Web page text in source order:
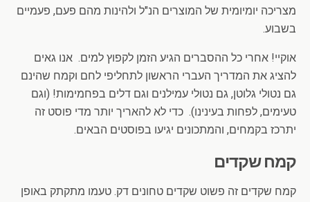
מצריכה יומיומית של המוצרים הנ"ל ולהינות מהם פעם, פעמיים
בשבוע.
אוקיי! אחרי כל ההסברים הגיע הזמן לקפוץ למים. אנו גאים
להציג את המדריך העברי הראשון לתחליפי לחם וקמח שהינם
גם נטולי גלוטן, גם נטולי עמילנים וגם דלים בפחמימות! (וגם
טעימים, לפחות בעינינו). כדי לא להאריך יותר מדי פוסט זה
יתרכז בקמחים, והמתכונים יגיעו בפוסטים הבאים.
קמח שקדים
קמח שקדים זה פשוט שקדים טחונים דק. טעמו מתקתק באופן